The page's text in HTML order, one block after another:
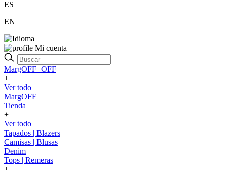
ES
EN
Mi cuenta
MargOFF+OFF
+
Ver todo
MargOFF
Tienda
+
Ver todo
Tapados | Blazers
Camisas | Blusas
Denim
Tops | Remeras